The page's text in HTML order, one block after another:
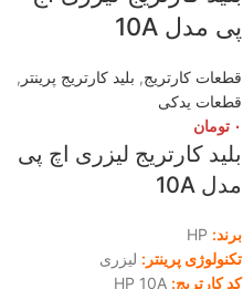
پی مدل 10A
قطعات کارتریج, بلید کارتریج پرینتر ,
قطعات یدکی
۰ تومان
بلید کارتریج لیزری اچ پی
مدل 10A
برند:
تکنولوژی پرینتر: لیزری
کد کارتریج: HP 10A